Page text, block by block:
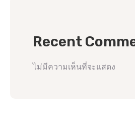
Recent
ไม่มีความเห็นที่จะแสดง